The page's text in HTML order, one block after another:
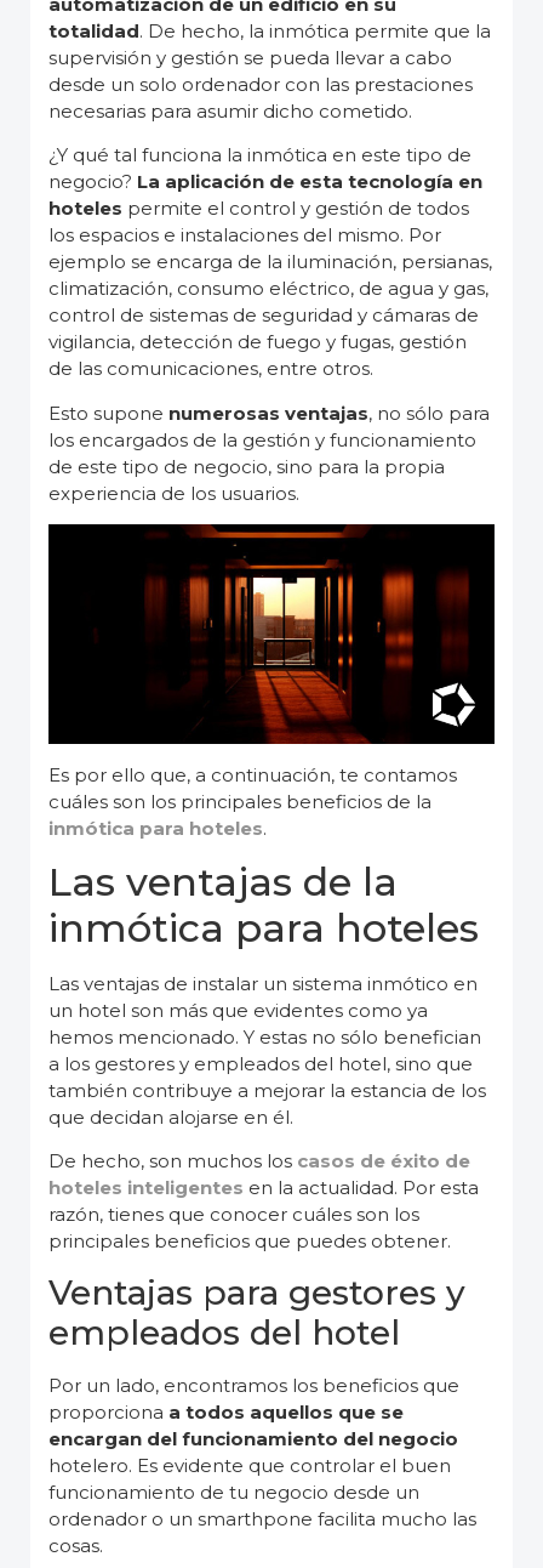
totalidad. De hecho, la inmótica permite que la
supervisión y gestión se pueda llevar a cabo
desde un solo ordenador con las prestaciones
necesarias para asumir dicho cometido.
¿Y qué tal funciona la inmótica en este tipo de
negocio? La aplicación de esta tecnología en
hoteles permite el control y gestión de todos
los espacios e instalaciones del mismo. Por
ejemplo se encarga de la iluminación, persianas,
climatización, consumo eléctrico, de agua y gas,
control de sistemas de seguridad y cámaras de
vigilancia, detección de fuego y fugas, gestión
de las comunicaciones, entre otros.
Esto supone numerosas ventajas, no sólo para
los encargados de la gestión y funcionamiento
de este tipo de negocio, sino para la propia
experiencia de los usuarios.
Es por ello que, a continuación, te contamos
cuáles son los principales beneficios de la
inmótica para hoteles.
Las ventajas de la
inmótica para hoteles
Las ventajas de instalar un sistema inmótico en
un hotel son más que evidentes como ya
hemos mencionado. Y estas no sólo benefician
a los gestores y empleados del hotel, sino que
también contribuye a mejorar la estancia de los
que decidan alojarse en él.
De hecho, son muchos los casos de éxito de
hoteles inteligentes en la actualidad. Por esta
razón, tienes que conocer cuáles son los
principales beneficios que puedes obtener.
Ventajas para gestores y
empleados del hotel
Por un lado, encontramos los beneficios que
proporciona a todos aquellos que se
encargan del funcionamiento del negocio
hotelero. Es evidente que controlar el buen
funcionamiento de tu negocio desde un
ordenador o un smarthpone facilita mucho las
cosas.